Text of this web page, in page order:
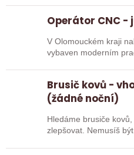
Operátor CNC -
V Olomouckém kraji
Brusič kovů -
(žádné noční)
Hledáme brusiče
zlepšovat. Nemusíš být samostatný specialista s dlouholetou praxí. Důležité je, abys už někdy